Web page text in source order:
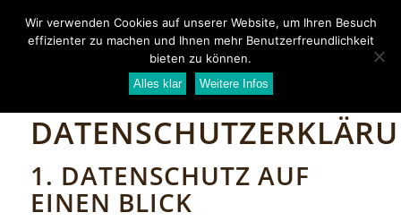
1. DATENSCHUTZ AUF
EINEN BLICK
Wir verwenden Cookies auf unserer Website, um Ihren Besuch
effizienter zu machen und Ihnen mehr Benutzerfreundlichkeit
bieten zu können.
Alles klar Weitere Infos